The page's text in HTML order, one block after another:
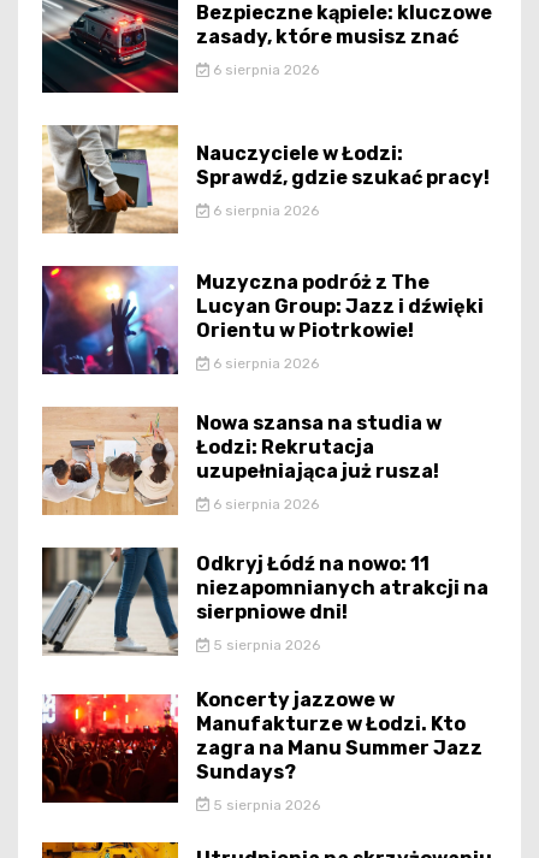
Bezpieczne kąpiele: kluczowe
zasady, które musisz znać
6 sierpnia 2026
Nauczyciele w Łodzi:
Sprawdź, gdzie szukać pracy!
6 sierpnia 2026
Muzyczna podróż z The
Lucyan Group: Jazz i dźwięki
Orientu w Piotrkowie!
6 sierpnia 2026
Nowa szansa na studia w
Łodzi: Rekrutacja
uzupełniająca już rusza!
6 sierpnia 2026
Odkryj Łódź na nowo: 11
niezapomnianych atrakcji na
sierpniowe dni!
5 sierpnia 2026
Koncerty jazzowe w
Manufakturze w Łodzi. Kto
zagra na Manu Summer Jazz
Sundays?
5 sierpnia 2026